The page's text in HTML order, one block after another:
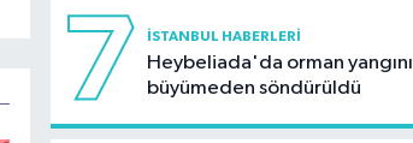
7 İSTANBUL HABERLERI
Heybeliada'da orman yangını
büyümeden söndürüldü